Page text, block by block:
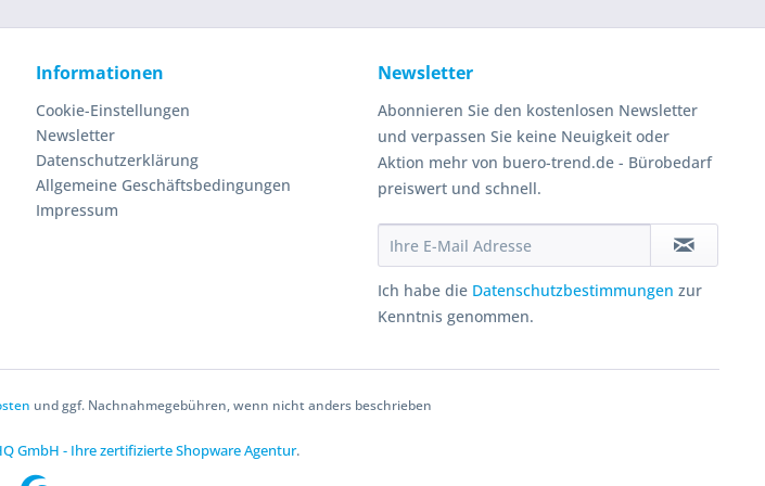
Informationen
Cookie-Einstellungen
Newsletter
Datenschutzerklärung
Allgemeine Geschäftsbedingungen
Impressum
Newsletter
Abonnieren Sie den kostenlosen Newsletter
und verpassen Sie keine Neuigkeit oder
Aktion mehr von buero-trend.de - Bürobedarf
preiswert und schnell.
Ich habe die Datenschutzbestimmungen zur
Kenntnis genommen.
und ggf. Nachnahmegebühren, wenn nicht anders beschrieben
GmbH - Ihre zertifizierte Shopware Agentur.